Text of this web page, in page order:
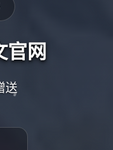
网
送